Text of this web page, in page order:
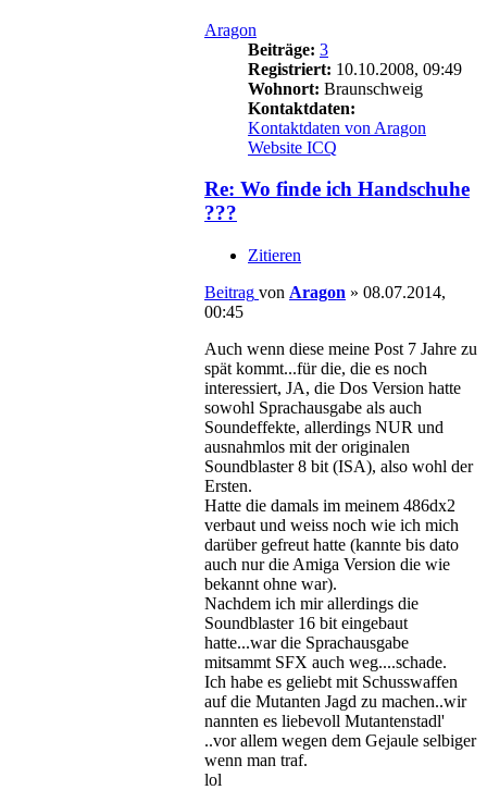
Aragon
Beiträge: 3
Registriert: 10.10.2008, 09:49
Wohnort: Braunschweig
Kontaktdaten:
Kontaktdaten von Aragon
Website ICQ
Re: Wo finde ich Handschuhe
???
Zitieren
Beitrag von Aragon » 08.07.2014,
00:45
Auch wenn diese meine Post 7 Jahre zu
spät kommt...für die, die es noch
interessiert, JA, die Dos Version hatte
sowohl Sprachausgabe als auch
Soundeffekte, allerdings NUR und
ausnahmlos mit der originalen
Soundblaster 8 bit (ISA), also wohl der
Ersten.
Hatte die damals im meinem 486dx2
verbaut und weiss noch wie ich mich
darüber gefreut hatte (kannte bis dato
auch nur die Amiga Version die wie
bekannt ohne war).
Nachdem ich mir allerdings die
Soundblaster 16 bit eingebaut
hatte...war die Sprachausgabe
mitsammt SFX auch weg....schade.
Ich habe es geliebt mit Schusswaffen
auf die Mutanten Jagd zu machen..wir
nannten es liebevoll Mutantenstadl'
..vor allem wegen dem Gejaule selbiger
wenn man traf.
lol